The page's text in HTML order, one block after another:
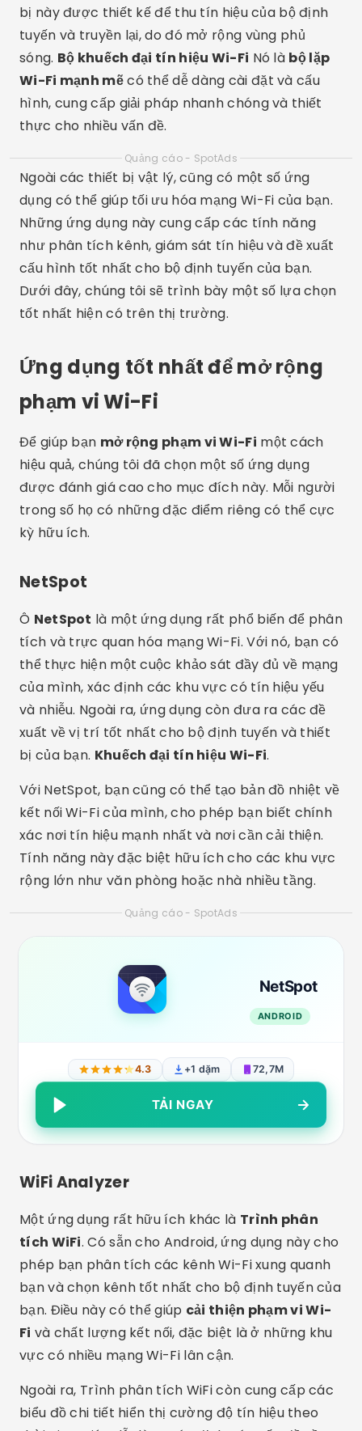
bị này được thiết kế để thu tín hiệu của bộ định
tuyến và truyền lại, do đó mở rộng vùng phủ
sóng. Bộ khuếch đại tín hiệu Wi-Fi Nó là bộ lặp
Wi-Fi mạnh mẽcó thể dễ dàng cài đặt và cấu
hình, cung cấp giải pháp nhanh chóng và thiết
thực cho nhiều vấn đề.
Quảng cáo - SpotAds
Ngoài các thiết bị vật lý, cũng có một số ứng
dụng có thể giúp tối ưu hóa mạng Wi-Fi của bạn.
Những ứng dụng này cung cấp các tính năng
như phân tích kênh, giám sát tín hiệu và đề xuất
cấu hình tốt nhất cho bộ định tuyến của bạn.
Dưới đây, chúng tôi sẽ trình bày một số lựa chọn
tốt nhất hiện có trên thị trường.
Ứng dụng tốt nhất để mở rộng
phạm vi Wi-Fi
Để giúp bạn mở rộng phạm vi Wi-Fi một cách
hiệu quả, chúng tôi đã chọn một số ứng dụng
được đánh giá cao cho mục đích này. Mỗi người
trong số họ có những đặc điểm riêng có thể cực
kỳ hữu ích.
NetSpot
Ô NetSpot là một ứng dụng rất phổ biến để phân
tích và trực quan hóa mạng Wi-Fi. Với nó, bạn có
thể thực hiện một cuộc khảo sát đầy đủ về mạng
của mình, xác định các khu vực có tín hiệu yếu
và nhiễu. Ngoài ra, ứng dụng còn đưa ra các đề
xuất về vị trí tốt nhất cho bộ định tuyến và thiết
bị của bạn. Khuếch đại tín hiệu Wi-Fi.
Với NetSpot, bạn cũng có thể tạo bản đồ nhiệt về
kết nối Wi-Fi của mình, cho phép bạn biết chính
xác nơi tín hiệu mạnh nhất và nơi cần cải thiện.
Tính năng này đặc biệt hữu ích cho các khu vực
rộng lớn như văn phòng hoặc nhà nhiều tầng.
Quảng cáo - SpotAds
NetSpot
ANDROID
4.3 +1 dặm 72,7M
TẢI NGAY
WiFi Analyzer
Một ứng dụng rất hữu ích khác là Trình phân
tích WiFi. Có sẵn cho Android, ứng dụng này cho
phép bạn phân tích các kênh Wi-Fi xung quanh
bạn và chọn kênh tốt nhất cho bộ định tuyến của
bạn. Điều này có thể giúp cải thiện phạm vi Wi-
Fi và chất lượng kết nối, đặc biệt là ở những khu
vực có nhiều mạng Wi-Fi lân cận.
Ngoài ra, Trình phân tích WiFi còn cung cấp các
biểu đồ chi tiết hiển thị cường độ tín hiệu theo